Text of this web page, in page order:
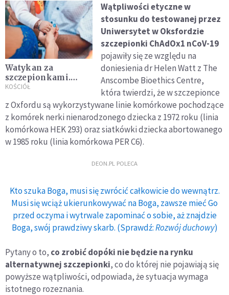
Watykan za
szczepionkami.
Papieska komisja
szczepienie dzieci
KOŚCIÓŁ
Wątpliwości etyczne w
stosunku do testowanej przez
Uniwersytet w Oksfordzie
szczepionki ChAdOx1 nCoV-19
pojawiły się ze względu na
doniesienia dr Helen Watt z The
Anscombe Bioethics Centre,
która twierdzi, że w szczepionce
z Oxfordu są wykorzystywane linie komórkowe pochodzące
z komórek nerki nienarodzonego dziecka z 1972 roku (linia
komórkowa HEK 293) oraz siatkówki dziecka abortowanego
w 1985 roku (linia komórkowa PER C6).
DEON.PL POLECA
Kto szuka Boga, musi się zwrócić całkowicie do wewnątrz.
Musi się wciąż ukierunkowywać na Boga, zawsze mieć Go
przed oczyma i wytrwale zapominać o sobie, aż znajdzie
Boga, swój prawdziwy skarb. (Sprawdź:Rozwój duchowy)
Pytany o to, co zrobić dopóki nie będzie na rynku
alternatywnej szczepionki, co do której nie pojawiają się
powyższe wątpliwości, odpowiada, że sytuacja wymaga
istotnego rozeznania.